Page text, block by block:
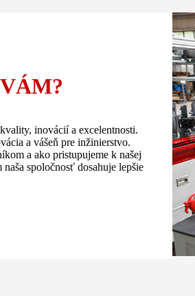
inovácií a excelentnosti.
a vášeň pre inžinierstvo.
a ako pristupujeme k našej
spoločnosť dosahuje lepšie